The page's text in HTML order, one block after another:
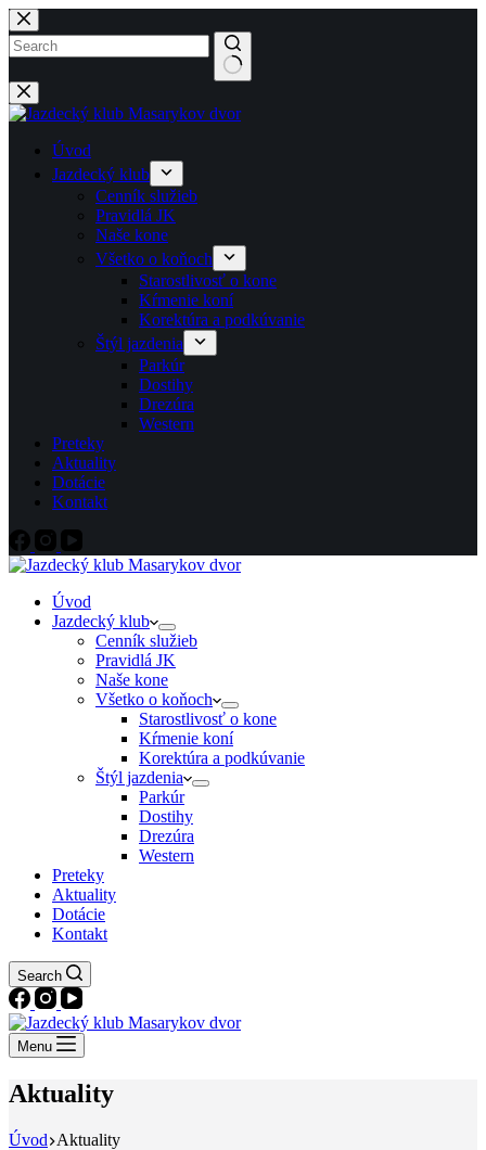
Späť
na
obsah
No
results
Úvod
Jazdecký klub
Cenník služieb
Pravidlá JK
Naše kone
Všetko o koňoch
Starostlivosť o kone
Kŕmenie koní
Korektúra a podkúvanie
Štýl jazdenia
Parkúr
Dostihy
Drezúra
Western
Preteky
Aktuality
Dotácie
Kontakt
Úvod
Jazdecký klub
Cenník služieb
Pravidlá JK
Naše kone
Všetko o koňoch
Starostlivosť o kone
Kŕmenie koní
Korektúra a podkúvanie
Štýl jazdenia
Parkúr
Dostihy
Drezúra
Western
Preteky
Aktuality
Dotácie
Kontakt
Search
Menu
Aktuality
Úvod Aktuality